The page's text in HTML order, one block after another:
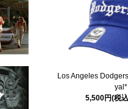
Los Angeles
yal*
5,500円(税